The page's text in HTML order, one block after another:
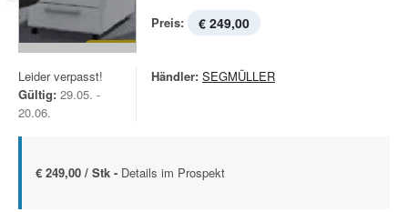
Preis: € 249,00
Leider verpasst!
Gültig: 29.05. -
20.06.
Händler: SEGMÜLLER
€ 249,00 / Stk - Details im Prospekt